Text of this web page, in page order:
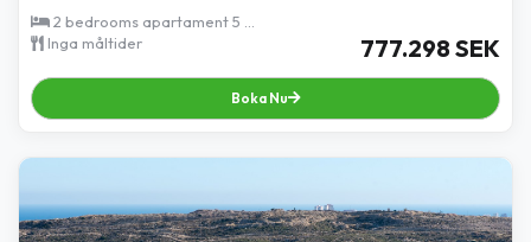
2 bedrooms apartament 5 ...
Inga måltider
777.298 SEK
Boka Nu